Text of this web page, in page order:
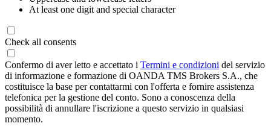
At least one digit and special character
Check all consents
Confermo di aver letto e accettato i Termini e condizioni del servizio
di informazione e formazione di OANDA TMS Brokers S.A., che
costituisce la base per contattarmi con l'offerta e fornire assistenza
telefonica per la gestione del conto. Sono a conoscenza della
possibilità di annullare l'iscrizione a questo servizio in qualsiasi
momento.